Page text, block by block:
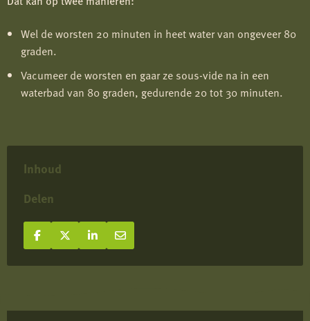
Inhoud
Delen
Deel op Facebook
Deel
op
Deel op X
Deel
op
Deel op LinkedIn
Deel
op
Deel via e-mail
Deel
via
Wel de worsten 20 minuten in heet water van ongeveer 80
graden.
Vacumeer de worsten en gaar ze sous-vide na in een
waterbad van 80 graden, gedurende 20 tot 30 minuten.